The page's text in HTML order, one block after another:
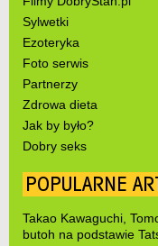
Sylwetki
Ezoteryka
Foto serwis
Partnerzy
Zdrowa dieta
Jak by było?
Dobry seks
POPULARNE
Takao Kawaguchi,
butoh na podstawie